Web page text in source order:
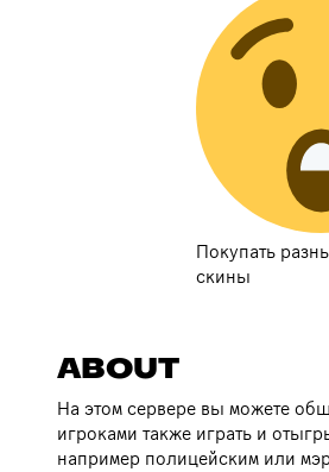
Покупать
скины
ABOUT
На этом сервере вы можете
игроками также играть и
например полицейским или